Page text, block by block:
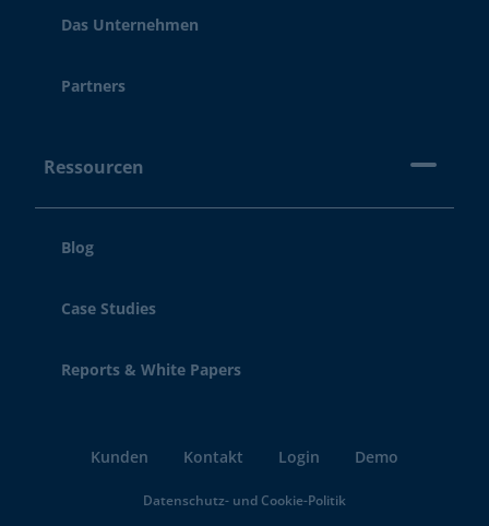
Das Unternehmen
Partners
Ressourcen
Blog
Case Studies
Reports & White Papers
Kunden Kontakt Login Demo
Datenschutz- und Cookie-Politik